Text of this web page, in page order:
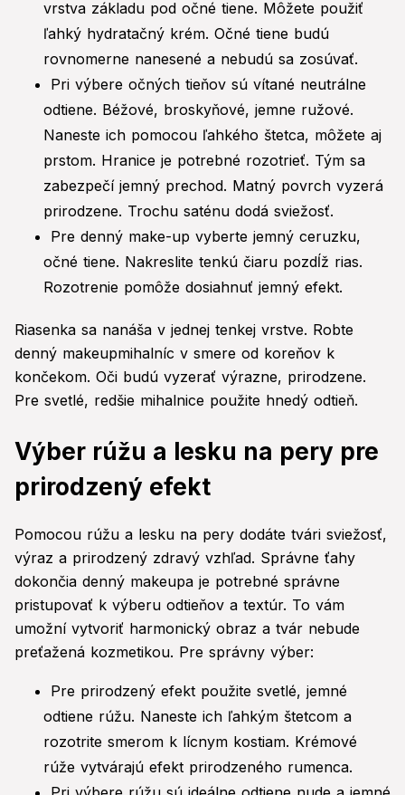
vrstva základu pod očné tiene. Môžete použiť
ľahký hydratačný krém. Očné tiene budú
rovnomerne nanesené a nebudú sa zosúvať.
Pri výbere očných tieňov sú vítané neutrálne
odtiene. Béžové, broskyňové, jemne ružové.
Naneste ich pomocou ľahkého štetca, môžete aj
prstom. Hranice je potrebné rozotrieť. Tým sa
zabezpečí jemný prechod. Matný povrch vyzerá
prirodzene. Trochu saténu dodá sviežosť.
Pre denný make-up vyberte jemný ceruzku,
očné tiene. Nakreslite tenkú čiaru pozdĺž rias.
Rozotrenie pomôže dosiahnuť jemný efekt.
Riasenka sa nanáša v jednej tenkej vrstve. Robte
denný makeupmihalníc v smere od koreňov k
končekom. Oči budú vyzerať výrazne, prirodzene.
Pre svetlé, redšie mihalnice použite hnedý odtieň.
Výber rúžu a lesku na pery pre
prirodzený efekt
Pomocou rúžu a lesku na pery dodáte tvári sviežosť,
výraz a prirodzený zdravý vzhľad. Správne ťahy
dokončia denný makeupa je potrebné správne
pristupovať k výberu odtieňov a textúr. To vám
umožní vytvoriť harmonický obraz a tvár nebude
preťažená kozmetikou. Pre správny výber:
Pre prirodzený efekt použite svetlé, jemné
odtiene rúžu. Naneste ich ľahkým štetcom a
rozotrite smerom k lícnym kostiam. Krémové
rúže vytvárajú efekt prirodzeného rumenca.